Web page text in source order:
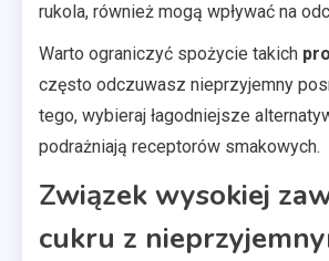
rukola, również mogą wpływać na
Warto ograniczyć spożycie takich
często odczuwasz nieprzyjemny
tego, wybieraj łagodniejsze
podrażniają receptorów smakowych.
Związek wysokiej
cukru z